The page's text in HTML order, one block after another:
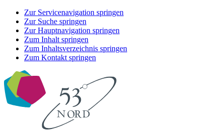
Zur Servicenavigation springen
Zur Suche springen
Zur Hauptnavigation springen
Zum Inhalt springen
Zum Inhaltsverzeichnis springen
Zum Kontakt springen